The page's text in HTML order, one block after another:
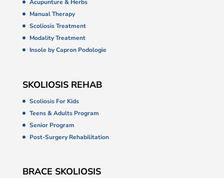
Acupunture & Herbs
Manual Therapy
Scoliosis Treatment
Modality Treatment
Insole by Capron Podologie
SKOLIOSIS REHAB
Scoliosis For Kids
Teens & Adults Program
Senior Program
Post-Surgery Rehabilitation
BRACE SKOLIOSIS